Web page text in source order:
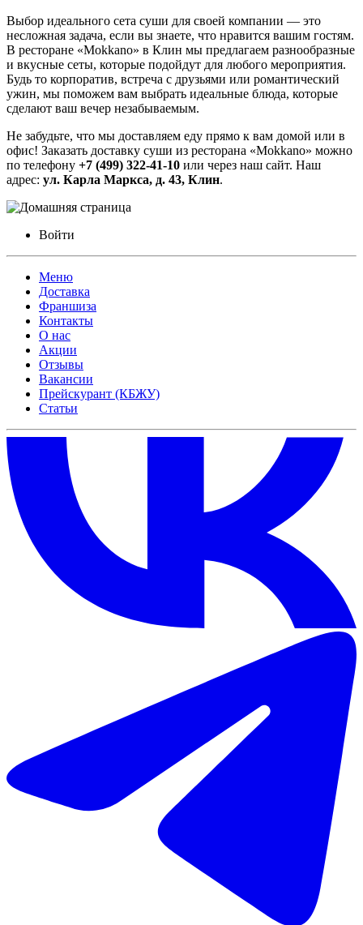
Выбор идеального сета суши для своей компании — это
несложная задача, если вы знаете, что нравится вашим гостям.
В ресторане «Mokkano» в Клин мы предлагаем разнообразные
и вкусные сеты, которые подойдут для любого мероприятия.
Будь то корпоратив, встреча с друзьями или романтический
ужин, мы поможем вам выбрать идеальные блюда, которые
сделают ваш вечер незабываемым.
Не забудьте, что мы доставляем еду прямо к вам домой или в
офис! Заказать доставку суши из ресторана «Mokkano» можно
по телефону +7 (499) 322-41-10 или через наш сайт. Наш
адрес: ул. Карла Маркса, д. 43, Клин.
Войти
Меню
Доставка
Франшиза
Контакты
О нас
Акции
Отзывы
Вакансии
Прейскурант (КБЖУ)
Статьи